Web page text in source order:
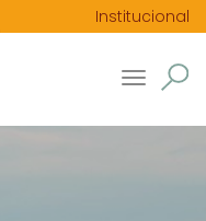
Institucional
Toggle